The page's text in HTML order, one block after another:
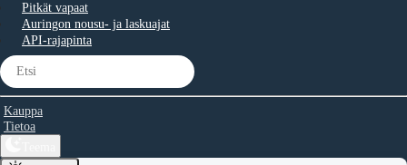
Pitkät vapaat
Auringon nousu- ja laskuajat
API-rajapinta
Kauppa
Tietoa